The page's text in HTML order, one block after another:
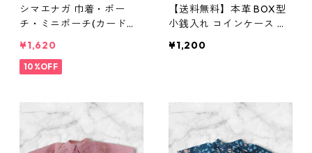
シマエナガ 巾着・ポー
チ・ミニポーチ(カード収
んぼ柄×淡いピンク
¥1,620
10%OFF
【送料無料】本革 BOX型
小銭入れ コインケース 染
グラディシュ ムラ染め 青
ト 誕生日 父の日
¥1,200